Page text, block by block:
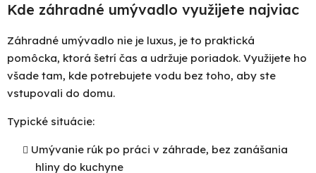
Kde záhradné umývadlo využijete najviac
Záhradné umývadlo nie je luxus, je to praktická
pomôcka, ktorá šetrí čas a udržuje poriadok. Využijete ho
všade tam, kde potrebujete vodu bez toho, aby ste
vstupovali do domu.
Typické situácie:
Umývanie rúk po práci v záhrade, bez zanášania
hliny do kuchyne